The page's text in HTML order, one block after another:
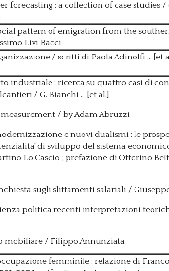
forecasting : a collection of case studies
pattern of emigration from the
Livi Bacci
/ scritti di Paola Adinolfi ... [et
industriale : ricerca su quattro casi di
/ G. Bianchi ... [et al.]
/ by Adam Abruzzi
e nuovi dualismi : le
di sviluppo del sistema
Lo Cascio ; prefazione di Ottorino
sugli slittamenti salariali /
politica recenti interpretazioni
mobiliare / Filippo Annunziata
femminile : relazione di